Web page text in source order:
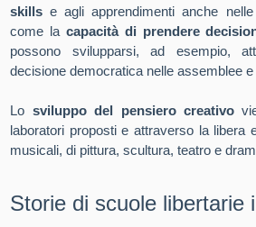
skills e agli apprendimenti anche
come la capacità di prendere
possono svilupparsi, ad esempio,
decisione democratica nelle assemblee
Lo sviluppo del pensiero creativo
laboratori proposti e attraverso la libera
musicali, di pittura, scultura, teatro e
Storie di scuole libertarie